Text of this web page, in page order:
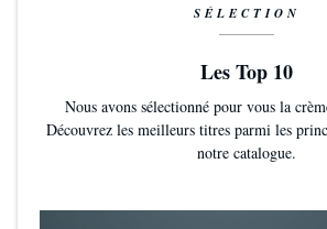
SÉLECTION
Les Top 10
Nous avons sélectionné pour vous la
Découvrez les meilleurs titres parmi les
notre catalogue.